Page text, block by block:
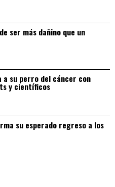
ser más dañino que un
a su perro del cáncer con
y científicos
su esperado regreso a los